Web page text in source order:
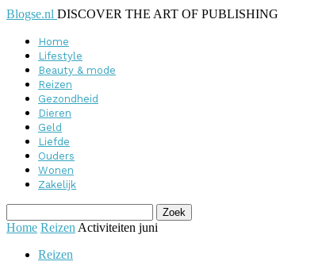
Blogse.nl DISCOVER THE ART OF PUBLISHING
Home
Lifestyle
Beauty & mode
Reizen
Gezondheid
Dieren
Geld
Liefde
Ouders
Wonen
Zakelijk
Home Reizen Activiteiten juni
Reizen